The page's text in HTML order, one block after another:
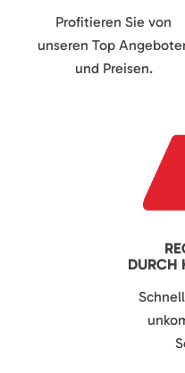
Profitieren Sie von
unseren Top
und Preisen.
DURCH